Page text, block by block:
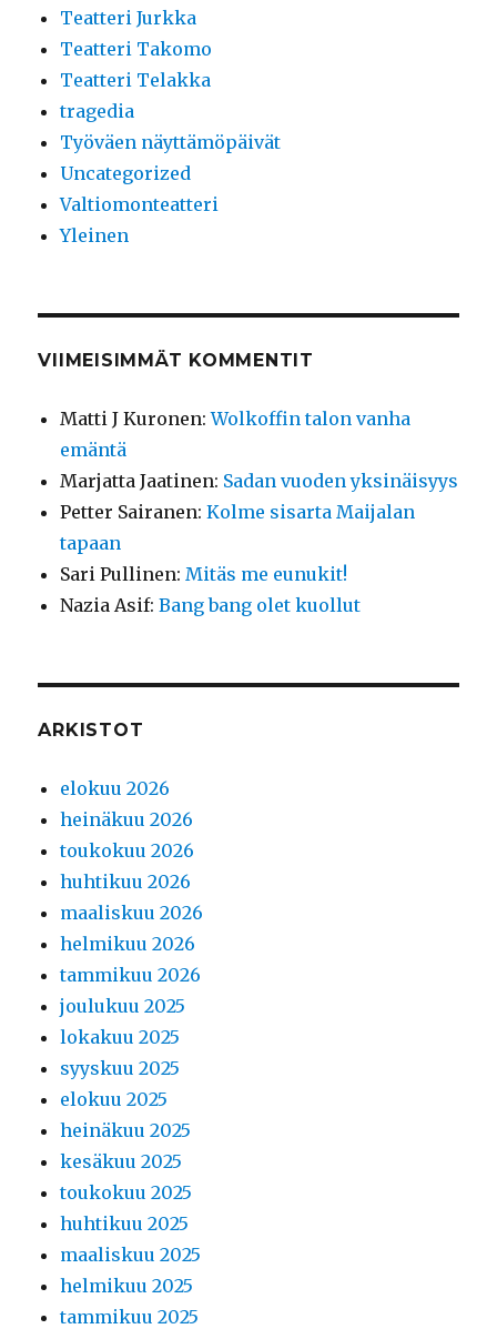
Teatteri Jurkka
Teatteri Takomo
Teatteri Telakka
tragedia
Työväen näyttämöpäivät
Uncategorized
Valtiomonteatteri
Yleinen
VIIMEISIMMÄT KOMMENTIT
Matti J Kuronen:Wolkoffin talon vanha
emäntä
Marjatta Jaatinen: Sadan vuoden yksinäisyys
Petter Sairanen:Kolme sisarta Maijalan
tapaan
Sari Pullinen:Mitäs me eunukit!
Nazia Asif:Bang bang olet kuollut
ARKISTOT
elokuu 2026
heinäkuu 2026
toukokuu 2026
huhtikuu 2026
maaliskuu 2026
helmikuu 2026
tammikuu 2026
joulukuu 2025
lokakuu 2025
syyskuu 2025
elokuu 2025
heinäkuu 2025
kesäkuu 2025
toukokuu 2025
huhtikuu 2025
maaliskuu 2025
helmikuu 2025
tammikuu 2025